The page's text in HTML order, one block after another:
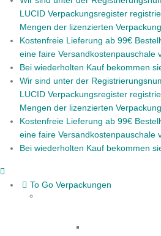
LUCID Verpackungsregister
Mengen der lizenzierten
Kostenfreie Lieferung ab 99€
eine faire Versandkostenpauschale
Bei wiederholten Kauf bekommen
Wir sind unter der
LUCID Verpackungsregister
Mengen der lizenzierten
Kostenfreie Lieferung ab 99€
eine faire Versandkostenpauschale
Bei wiederholten Kauf bekommen
To Go Verpackungen